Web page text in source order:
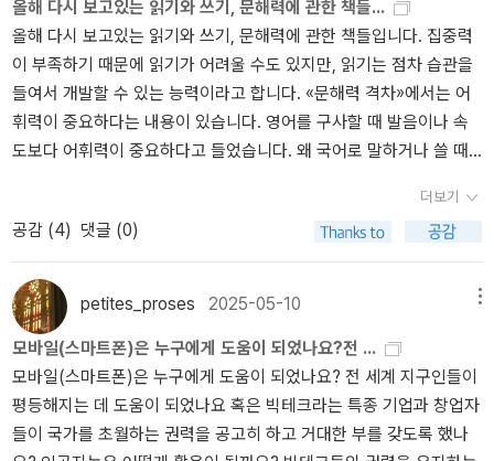
올해 다시 보고있는 읽기와 쓰기, 문해력에 관한 책들...
올해 다시 보고있는 읽기와 쓰기, 문해력에 관한 책들입니다. 집중력
이 부족하기 때문에 읽기가 어려울 수도 있지만, 읽기는 점차 습관을
들여서 개발할 수 있는 능력이라고 합니다. «문해력 격차»에서는 어
휘력이 중요하다는 내용이 있습니다. 영어를 구사할 때 발음이나 속
도보다 어휘력이 중요하다고 들었습니다. 왜 국어로 말하거나 쓸 때
까요? 번역을 제대로 하진 못하더라도 영문 기사나 책을 읽으면 아주
조금은 잘 쓴 글인지 알아볼 수 있을 때가 있었습니다. 좋은 글은 구조
와 전개, 어휘력 등에서 도움이 됩니다. 미래에도 살아가는 데 중요한
능력은 정보 습득 및 활용 능력일 겁니다. 기술 기반으로 세상이 많이
변해갈테니, 변화하는 세상에 발 맞춰 지내려면, 생존에 필요한 기본
이자 필수 역량일 겁니다. 사회적 불평등은 더 이상 눈에 보이는 것만
으로 설명될 수 없다고 생각합니다. 인류의 미래는 모두가 각자의 몫
을 해내고 즐겁게 살 수 있는 세상이기를 바랍니다. 그 첫 걸음에 읽기
를 잘 해내고 어휘력을 채워가고 계속 읽어갈 수 있고 문해력을 갖춰
더보기
공감 (4) 댓글 (0)
petites_proses 2025-05-10
모바일(스마트폰)은 누구에게 도움이 되었나요?전 ...
모바일(스마트폰)은 누구에게 도움이 되었나요? 전 세계 지구인들이
평등해지는 데 도움이 되었나요 혹은 빅테크라는 특종 기업과 창업자
들이 국가를 초월하는 권력을 공고히 하고 거대한 부를 갖도록 했나